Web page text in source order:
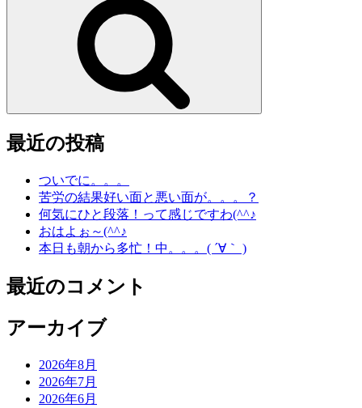
最近の投稿
ついでに。。。
苦労の結果好い面と悪い面が。。。？
何気にひと段落！って感じですわ(^^♪
おはよぉ～(^^♪
本日も朝から多忙！中。。。( ´∀｀ )
最近のコメント
アーカイブ
2026年8月
2026年7月
2026年6月